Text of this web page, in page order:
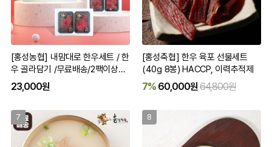
[홍성농협] 내맘대로 한우세트 / 한
우 골라담기 /무료배송/2팩이상구
입가능
23,000원
[홍성축협] 한우 육포 선물세트
(40g 8봉) HACCP, 이력추적제
7% 60,000원64,800원
7 8